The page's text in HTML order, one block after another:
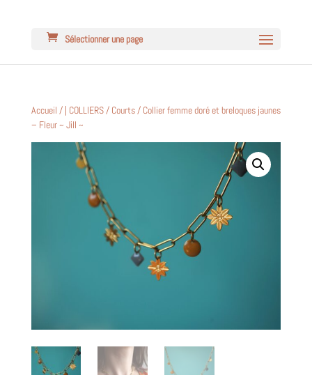
Sélectionner une page
Accueil / | COLLIERS/ Courts/ Collier femme doré et breloques jaunes
– Fleur ~ Jill ~